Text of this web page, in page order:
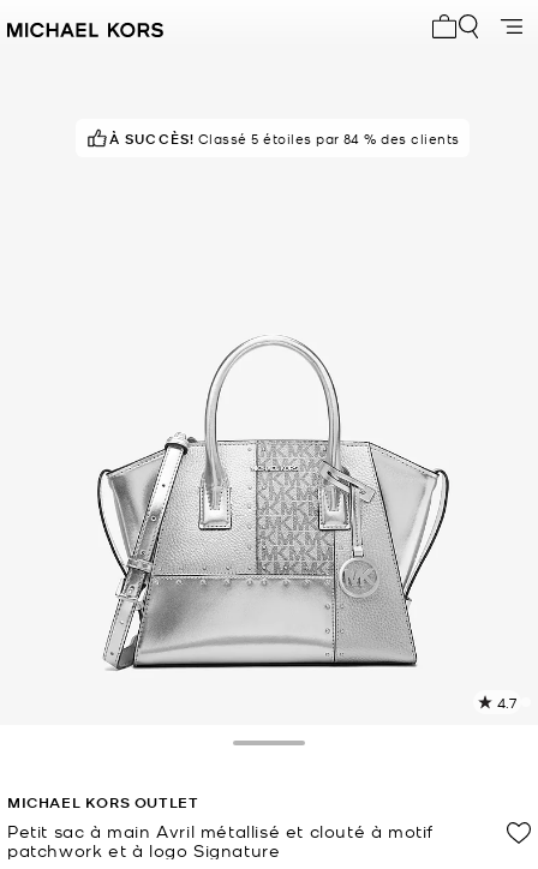
À SUCCÈS! Classé 5 étoiles par 84 % des clients
4.7
MICHAEL KORS OUTLET
Petit sac à main Avril métallisé et clouté à motif
patchwork et à logo Signature